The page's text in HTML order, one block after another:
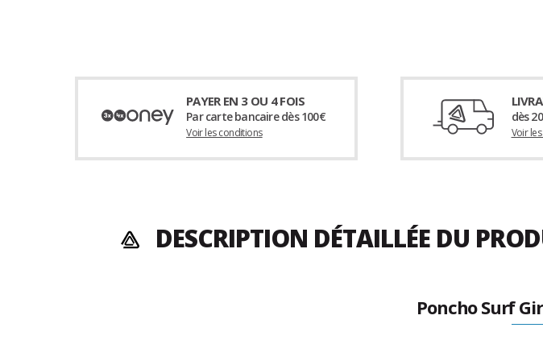
PAYER EN 3 OU 4 FOIS
Par carte bancaire dès 100€
Voir les conditions
dès
Voir
DESCRIPTION DÉTAILLÉE DU
Poncho Surf